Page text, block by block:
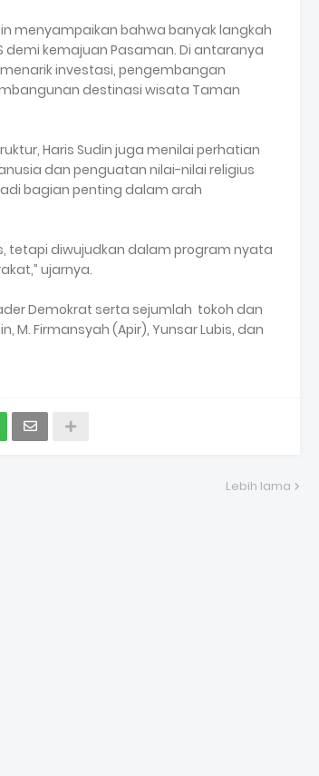
menyampaikan bahwa banyak langkah
kemajuan Pasaman. Di antaranya
investasi, pengembangan
destinasi wisata Taman
Haris Sudin juga menilai perhatian
dan penguatan nilai-nilai religius
bagian penting dalam arah
tetapi diwujudkan dalam program nyata
ujarnya.
Demokrat serta sejumlah tokoh dan
M. Firmansyah (Apir), Yunsar Lubis, dan
Lebih lama